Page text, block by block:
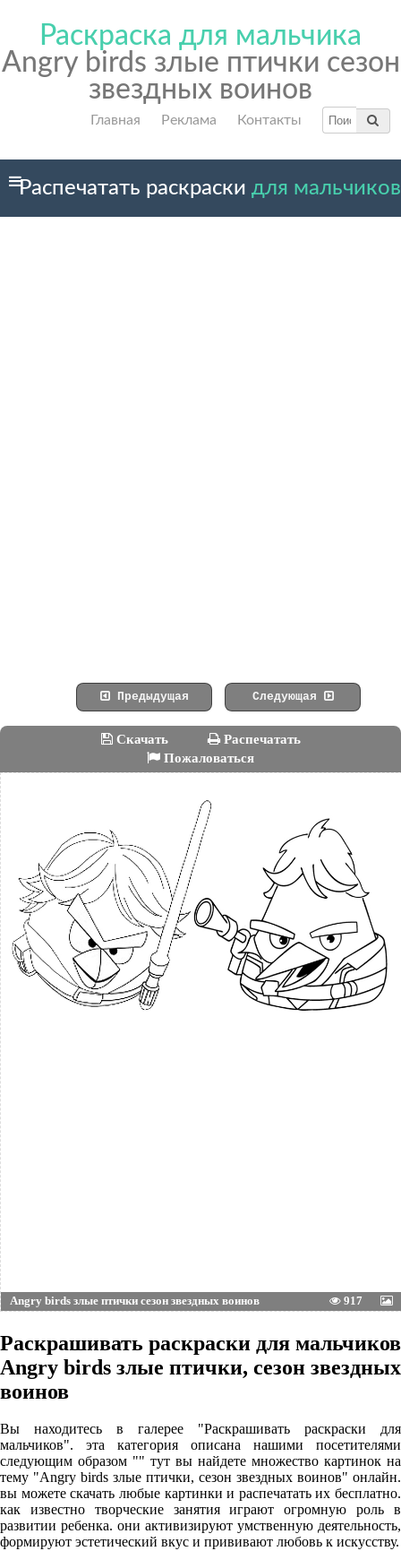
Раскраска для мальчика
Angry birds злые птички сезон
звездных воинов
Главная Реклама Контакты
Распечатать раскраски для мальчиков
Предыдущая Следующая
Скачать
Распечатать
Пожаловаться
Angry birds злые птички сезон звездных воинов 917
Раскрашивать раскраски для мальчиков
Angry birds злые птички, сезон звездных
воинов
Вы находитесь в галерее "Раскрашивать раскраски для
мальчиков". эта категория описана нашими посетителями
следующим образом "" тут вы найдете множество картинок на
тему "Angry birds злые птички, сезон звездных воинов" онлайн.
вы можете скачать любые картинки и распечатать их бесплатно.
как известно творческие занятия играют огромную роль в
развитии ребенка. они активизируют умственную деятельность,
формируют эстетический вкус и прививают любовь к искусству.